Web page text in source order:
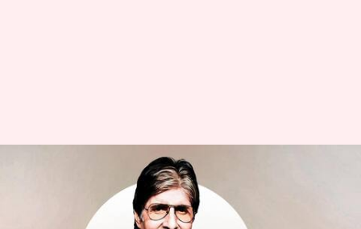
అమితాబ్ బచ్చన్ బర్త్ డే: అర్థరాత్రి
అమితాబ్ ఇంటికి వచ్చి విషెస్
తెలియజేసిన అభిమానులు